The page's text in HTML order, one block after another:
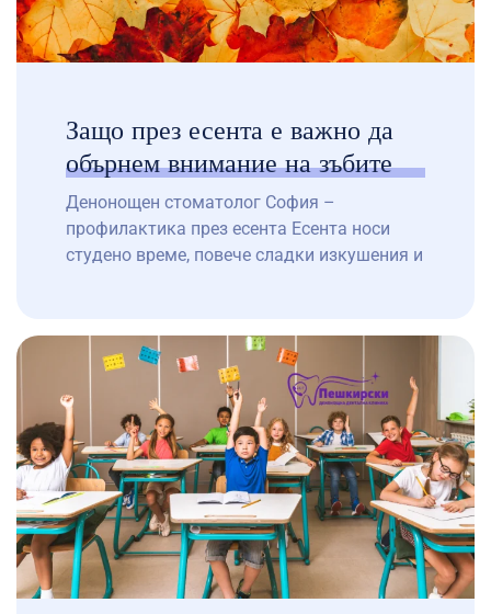
Защо през есента е важно да
обърнем внимание на зъбите
Денонощен стоматолог София –
профилактика през есента Есента носи
студено време, повече сладки изкушения и
дентален център доктор
Пешкирски разполагаме със спешен
зъболекар и знаем колко чести стават
оплакванията именно през този сезон. Как
есента влияе на устната кухина? Често
ядем сладки печива, тиква, мед и […]